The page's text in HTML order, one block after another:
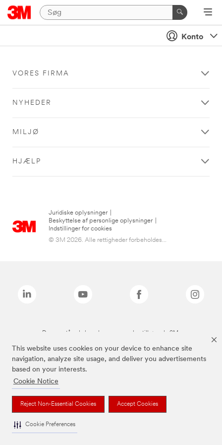
This website uses cookies on your device to enhance site
navigation, analyze site usage, and deliver you advertisements
based on your interests.
Cookie Notice
Reject Non-Essential Cookies Accept Cookies
Cookie Preferences
Konto
VORES FIRMA
NYHEDER
MILJØ
HJÆLP
Juridiske oplysninger
Beskyttelse af personlige oplysninger
Indstillinger for cookies
© 3M 2026. Alle rettigheder forbeholdes...
De ovenstående brands er varemærker tilhørende 3M.